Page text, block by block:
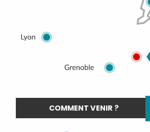
COMMENT VENIR ?